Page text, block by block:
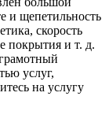
и щепетильность
скорость
покрытия и т. д.
услуг,
на услугу